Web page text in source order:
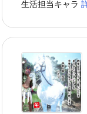
生活担当キャラ